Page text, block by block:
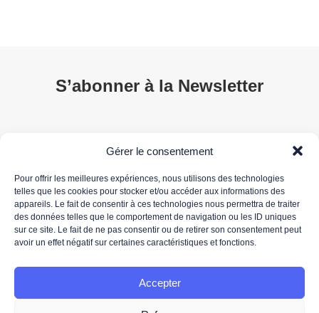
Gérer le consentement
Pour offrir les meilleures expériences, nous utilisons des technologies
telles que les cookies pour stocker et/ou accéder aux informations des
appareils. Le fait de consentir à ces technologies nous permettra de traiter
des données telles que le comportement de navigation ou les ID uniques
sur ce site. Le fait de ne pas consentir ou de retirer son consentement peut
avoir un effet négatif sur certaines caractéristiques et fonctions.
Accepter
S’abonner à la Newsletter
*Votre adresse de messagerie est uniquement utilisée pour vous envoyer notre newsletter
ainsi que des informations concernant les activités de 3DS OUTSCALE. Vous pouvez à tout
politique de protection des données.